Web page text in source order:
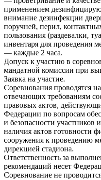
применением
внимание дезинфекции
поручней, перил,
пользования (раздевалки,
инвентаря для проведения
— каждые 2 часа.
Допуск к участию в
мандатной комиссии при
Заявка на участие.
Соревнования проводятся
отвечающих требованиям
правовых актов,
Федерации по вопросам
и безопасности участников
наличия актов готовности
сооружения к проведению
дирекцией стадиона.
Ответственность за
рекомендаций несет
Соревнование не